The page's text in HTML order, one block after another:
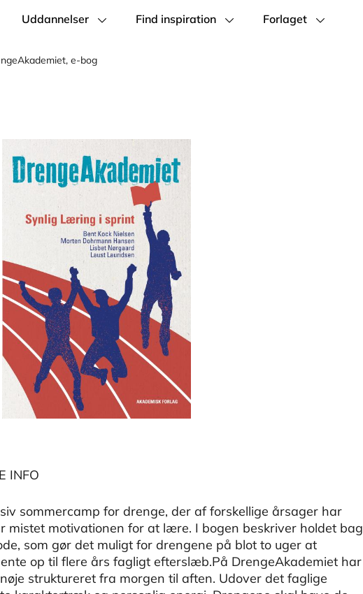
Uddannelser Find inspiration Forlaget
e-bog
INFO
sommercamp for drenge, der af forskellige årsager har
mistet motivationen for at lære. I bogen beskriver holdet bag
som gør det muligt for drengene på blot to uger at
op til flere års fagligt efterslæb.På DrengeAkademiet har
struktureret fra morgen til aften. Udover det faglige